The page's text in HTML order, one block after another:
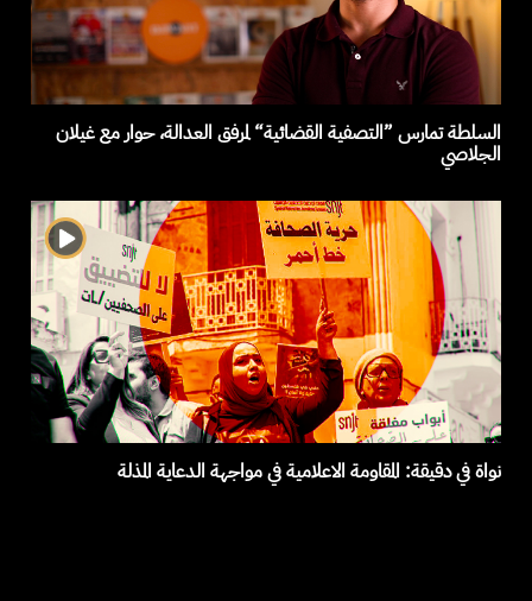
السلطة تمارس ”التصفية القضائية“ لمرفق العدالة، حوار مع غيلان
الجلاصي
نواة في دقيقة: المقاومة الاعلامية في مواجهة الدعاية المذلة